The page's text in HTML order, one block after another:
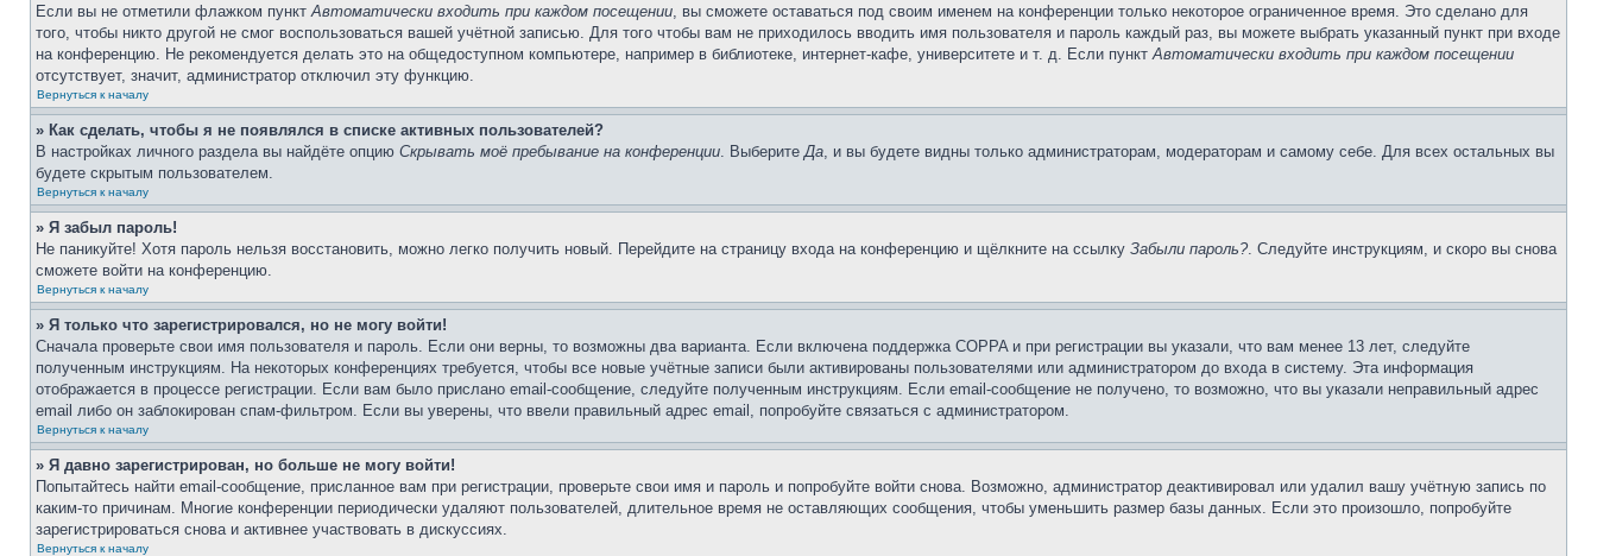
Если вы не отметили флажком пунктАвтоматически входить при каждом посещении, вы сможете оставаться под своим именем на конференции только некоторое ограниченное время. Это сделано для
того, чтобы никто другой не смог воспользоваться вашей учётной записью. Для того чтобы вам не приходилось вводить имя пользователя и пароль каждый раз, вы можете выбрать указанный пункт при входе
на конференцию. Не рекомендуется делать это на общедоступном компьютере, например в библиотеке, интернет-кафе, университете и т. д. Если пунктАвтоматически входить при каждом посещении
отсутствует, значит, администратор отключил эту функцию.
Вернуться к началу
» Как сделать, чтобы я не появлялся в списке активных пользователей?
В настройках личного раздела вы найдёте опцию Скрывать моё пребывание на конференции. ВыберитеДа, и вы будете видны только администраторам, модераторам и самому себе. Для всех остальных вы
будете скрытым пользователем.
Вернуться к началу
» Я забыл пароль!
Не паникуйте! Хотя пароль нельзя восстановить, можно легко получить новый. Перейдите на страницу входа на конференцию и щёлкните на ссылку Забыли пароль?. Следуйте инструкциям, и скоро вы снова
сможете войти на конференцию.
Вернуться к началу
» Я только что зарегистрировался, но не могу войти!
Сначала проверьте свои имя пользователя и пароль. Если они верны, то возможны два варианта. Если включена поддержка COPPA и при регистрации вы указали, что вам менее 13 лет, следуйте
полученным инструкциям. На некоторых конференциях требуется, чтобы все новые учётные записи были активированы пользователями или администратором до входа в систему. Эта информация
отображается в процессе регистрации. Если вам было прислано email-сообщение, следуйте полученным инструкциям. Если email-сообщение не получено, то возможно, что вы указали неправильный адрес
email либо он заблокирован спам-фильтром. Если вы уверены, что ввели правильный адрес email, попробуйте связаться с администратором.
Вернуться к началу
» Я давно зарегистрирован, но больше не могу войти!
Попытайтесь найти email-сообщение, присланное вам при регистрации, проверьте свои имя и пароль и попробуйте войти снова. Возможно, администратор деактивировал или удалил вашу учётную запись по
каким-то причинам. Многие конференции периодически удаляют пользователей, длительное время не оставляющих сообщения, чтобы уменьшить размер базы данных. Если это произошло, попробуйте
зарегистрироваться снова и активнее участвовать в дискуссиях.
Вернуться к началу